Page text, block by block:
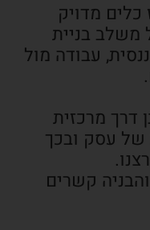
מדויק
משלב בניית
עבודה מול
דרך מרכזית
של עסק ובכך
קשרים